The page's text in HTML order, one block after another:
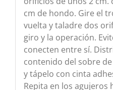
cm de hondo. Gire el
vuelta y taladre dos
giro y la operación.
conecten entre sí.
contenido del sobre
y tápelo con cinta
Repita en los agujeros